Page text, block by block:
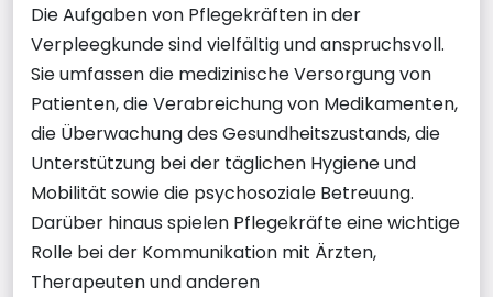
Die Aufgaben von Pflegekräften in der
Verpleegkunde sind vielfältig und anspruchsvoll.
Sie umfassen die medizinische Versorgung von
Patienten, die Verabreichung von Medikamenten,
die Überwachung des Gesundheitszustands, die
Unterstützung bei der täglichen Hygiene und
Mobilität sowie die psychosoziale Betreuung.
Darüber hinaus spielen Pflegekräfte eine wichtige
Rolle bei der Kommunikation mit Ärzten,
Therapeuten und anderen